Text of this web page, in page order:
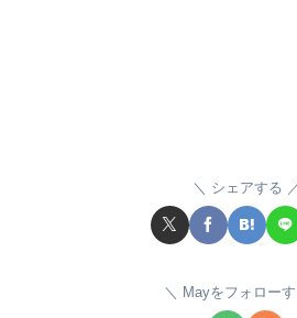
シェアする
Mayをフォロー